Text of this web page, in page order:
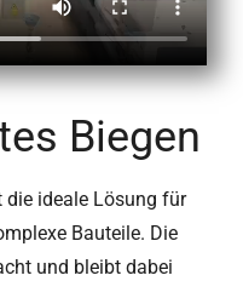
Biegen
die ideale Lösung für
Bauteile. Die
und bleibt dabei